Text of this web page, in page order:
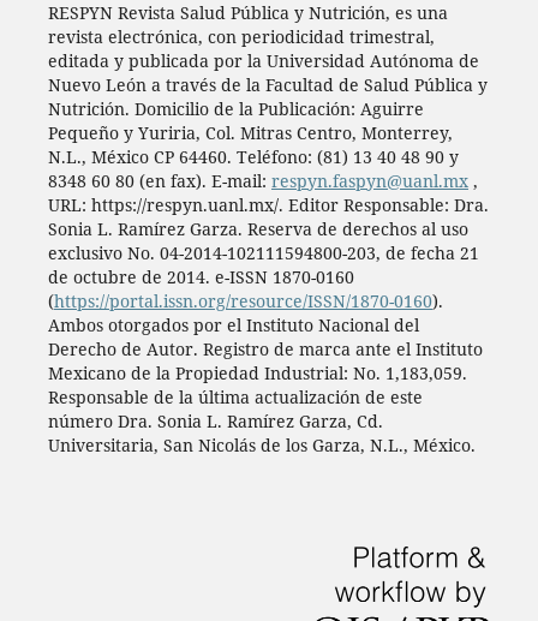
RESPYN Revista Salud Pública y Nutrición, es una
revista electrónica, con periodicidad trimestral,
editada y publicada por la Universidad Autónoma de
Nuevo León a través de la Facultad de Salud Pública y
Nutrición. Domicilio de la Publicación: Aguirre
Pequeño y Yuriria, Col. Mitras Centro, Monterrey,
N.L., México CP 64460. Teléfono: (81) 13 40 48 90 y
8348 60 80 (en fax). E-mail: respyn.faspyn@uanl.mx,
URL: https://respyn.uanl.mx/. Editor Responsable: Dra.
Sonia L. Ramírez Garza. Reserva de derechos al uso
exclusivo No. 04-2014-102111594800-203, de fecha 21
de octubre de 2014. e-ISSN 1870-0160
(https://portal.issn.org/resource/ISSN/1870-0160).
Ambos otorgados por el Instituto Nacional del
Derecho de Autor. Registro de marca ante el Instituto
Mexicano de la Propiedad Industrial: No. 1,183,059.
Responsable de la última actualización de este
número Dra. Sonia L. Ramírez Garza, Cd.
Universitaria, San Nicolás de los Garza, N.L., México.